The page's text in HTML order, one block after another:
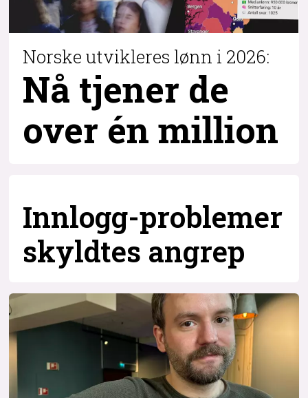
Norske utvikleres lønn i 2026:
Nå tjener de
over én million
Innlogg-problemer
skyldtes angrep